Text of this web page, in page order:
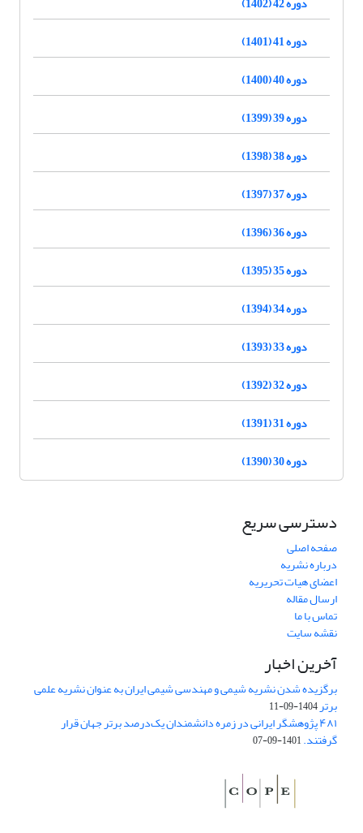
دوره 41 (1401)
دوره 40 (1400)
دوره 39 (1399)
دوره 38 (1398)
دوره 37 (1397)
دوره 36 (1396)
دوره 35 (1395)
دوره 34 (1394)
دوره 33 (1393)
دوره 32 (1392)
دوره 31 (1391)
دوره 30 (1390)
دسترسی سریع
صفحه اصلی
درباره نشریه
اعضای هیات تحریریه
ارسال مقاله
تماس با ما
نقشه سایت
آخرین اخبار
برگزیده شدن نشریه شیمی و مهندسی شیمی ایران به عنوان نشریه علمی
برتر1404-09-11
۴۸۱ پژوهشگر ایرانی در زمره دانشمندان یک‌درصد برتر جهان قرار
گرفتند.1401-09-07